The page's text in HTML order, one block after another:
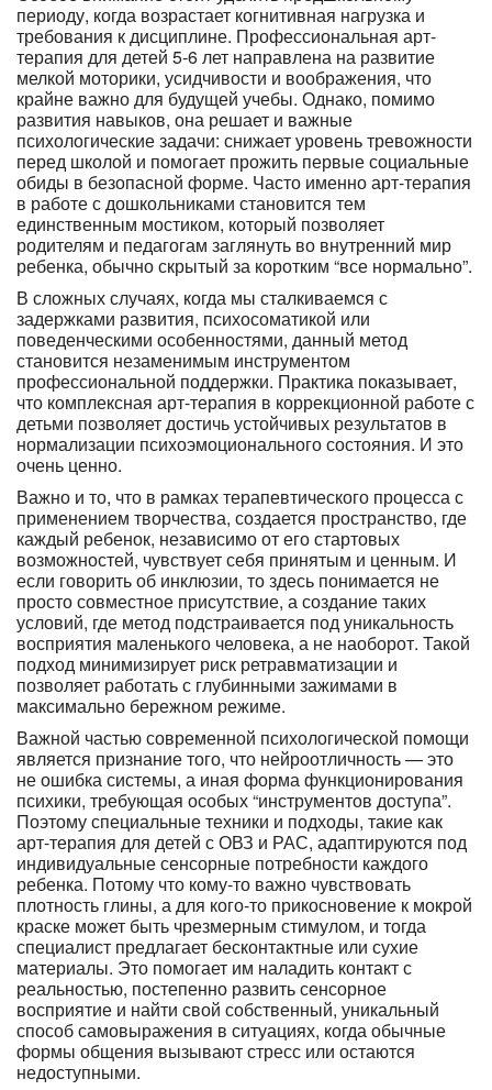
периоду, когда возрастает когнитивная нагрузка и
требования к дисциплине. Профессиональная арт-
терапия для детей 5-6 лет направлена на развитие
мелкой моторики, усидчивости и воображения, что
крайне важно для будущей учебы. Однако, помимо
развития навыков, она решает и важные
психологические задачи: снижает уровень тревожности
перед школой и помогает прожить первые социальные
обиды в безопасной форме. Часто именно арт-терапия
в работе с дошкольниками становится тем
единственным мостиком, который позволяет
родителям и педагогам заглянуть во внутренний мир
ребенка, обычно скрытый за коротким “все нормально”.
В сложных случаях, когда мы сталкиваемся с
задержками развития, психосоматикой или
поведенческими особенностями, данный метод
становится незаменимым инструментом
профессиональной поддержки. Практика показывает,
что комплексная арт-терапия в коррекционной работе с
детьми позволяет достичь устойчивых результатов в
нормализации психоэмоционального состояния. И это
очень ценно.
Важно и то, что в рамках терапевтического процесса с
применением творчества, создается пространство, где
каждый ребенок, независимо от его стартовых
возможностей, чувствует себя принятым и ценным. И
если говорить об инклюзии, то здесь понимается не
просто совместное присутствие, а создание таких
условий, где метод подстраивается под уникальность
восприятия маленького человека, а не наоборот. Такой
подход минимизирует риск ретравматизации и
позволяет работать с глубинными зажимами в
максимально бережном режиме.
Важной частью современной психологической помощи
является признание того, что нейроотличность — это
не ошибка системы, а иная форма функционирования
психики, требующая особых “инструментов доступа”.
Поэтому специальные техники и подходы, такие как
арт-терапия для детей с ОВЗ и РАС, адаптируются под
индивидуальные сенсорные потребности каждого
ребенка. Потому что кому-то важно чувствовать
плотность глины, а для кого-то прикосновение к мокрой
краске может быть чрезмерным стимулом, и тогда
специалист предлагает бесконтактные или сухие
материалы. Это помогает им наладить контакт с
реальностью, постепенно развить сенсорное
восприятие и найти свой собственный, уникальный
способ самовыражения в ситуациях, когда обычные
формы общения вызывают стресс или остаются
недоступными.